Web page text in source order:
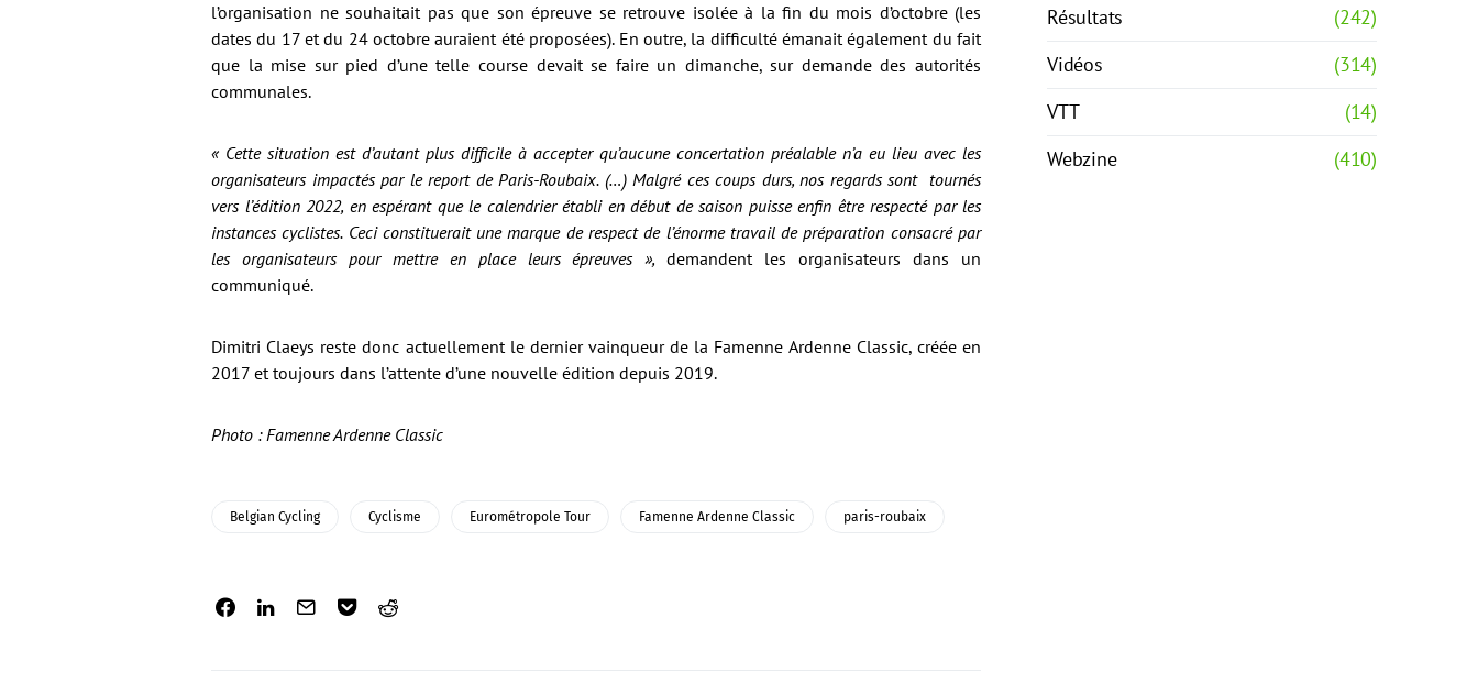
l’organisation ne souhaitait pas que son épreuve se retrouve isolée à la fin du mois d’octobre (les
dates du 17 et du 24 octobre auraient été proposées). En outre, la difficulté émanait également du fait
que la mise sur pied d’une telle course devait se faire un dimanche, sur demande des autorités
communales.
« Cette situation est d’autant plus difficile à accepter qu’aucune concertation préalable n’a eu lieu avec les
organisateurs impactés par le report de Paris-Roubaix. (…) Malgré ces coups durs, nos regards sont tournés
vers l’édition 2022, en espérant que le calendrier établi en début de saison puisse enfin être respecté par les
instances cyclistes. Ceci constituerait une marque de respect de l’énorme travail de préparation consacré par
les organisateurs pour mettre en place leurs épreuves »,demandent les organisateurs dans un
communiqué.
Dimitri Claeys reste donc actuellement le dernier vainqueur de la Famenne Ardenne Classic, créée en
2017 et toujours dans l’attente d’une nouvelle édition depuis 2019.
Photo : Famenne Ardenne Classic
Belgian Cycling Cyclisme Eurométropole Tour Famenne Ardenne Classic paris-roubaix
Résultats
(242)
Vidéos
(314)
VTT
(14)
Webzine
(410)